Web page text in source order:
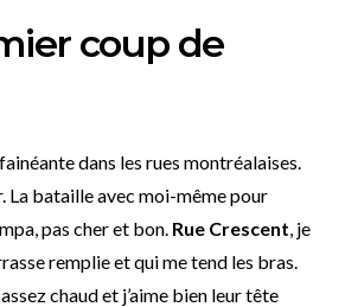
coup de
dans les rues montréalaises.
La bataille avec moi-même pour
pas cher et bon. Rue Crescent , je
remplie et qui me tend les bras.
chaud et j’aime bien leur tête